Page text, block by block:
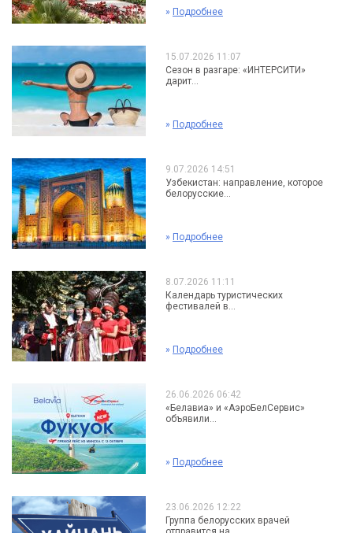
» Подробнее
15.07.2026 11:07
Сезон в разгаре: «ИНТЕРСИТИ»
дарит...
» Подробнее
9.07.2026 14:51
Узбекистан: направление, которое
белорусские...
» Подробнее
8.07.2026 11:11
Календарь туристических
фестивалей в...
» Подробнее
26.06.2026 06:42
«Белавиа» и «АэроБелСервис»
объявили...
» Подробнее
23.06.2026 12:22
Группа белорусских врачей